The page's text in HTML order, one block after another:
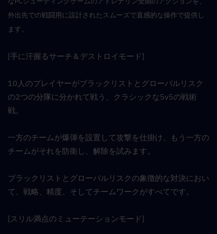
外出先での戦闘用に設計されたスムーズで直感的な操作で提供し
ます。
[手に汗握るサーチ＆デストロイモード]
10人のプレイヤーがブラックリストとグローバルリスク
の2つの分隊に分かれて戦う、クラシックな5v5の戦術
戦。
一方のチームが爆弾を設置して攻撃を仕掛け、もう一方の
チームがそれを防衛し、解除を試みます。
ブラックリストとグローバルリスクの象徴的な対決におい
て、戦略、精度、そしてチームワークがすべてです。
[スリル満点のミューテーションモード]